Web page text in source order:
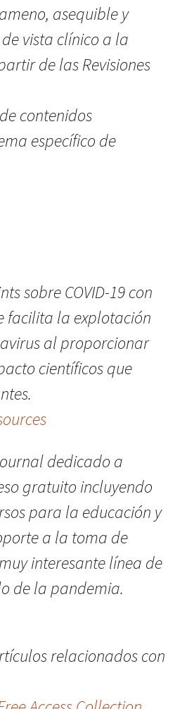
asequible y
vista clínico a la
de las Revisiones
contenidos
específico de
sobre COVID-19 con
facilita la explotación
al proporcionar
científicos que
dedicado a
gratuito incluyendo
para la educación y
a la toma de
interesante línea de
de la pandemia.
relacionados con